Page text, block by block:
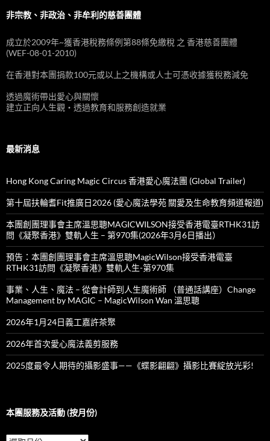
非宗教、非政治、非牟利的慈善團體
成立於2009年~獲香港稅務條例第88條免繳稅 之 香港慈善團體
(WEF-08-01-2010)
在香港對本團捐款100元或以上之機構或人士可憑收據獲稅務減免
透過魔術帶出愛心與關懷
建立正向人生觀‧透過教育和服務創造就業
最新消息
Hong Kong Caring Magic Circus 香港愛心魔法團 (Global Trailer)
第十屆扶輪耆Fit推廣日2026 (愛心魔法學苑 關愛及生命教育頻道報道)
本團創團理事會主席溫思聰MAGICWILSON接受香港電臺RTHK31訪
問《凝聚香港》雙軌人生 – 第970集(2026年3月6日播出）
預告：本團創團理事會主席溫思聰MagicWilson接受香港電臺
RTHK31訪問《凝聚香港》雙軌人生-第970集
事業、人生、魔法 – 從會計師到人生魔術師 （普通話講座）Change
Management by MAGIC – MagicWilson Wan 溫思聰
2026年1月24日義工嘉許茶聚
2026年首次愛心魔法義剪服務
2025度最令人期待的攝影盛事——《蝶影翩翩》攝影比賽綻放光彩!
本團服務及活動 (按月份)